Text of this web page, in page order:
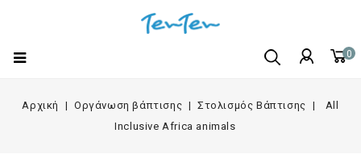
0
Αρχική Οργάνωση βάπτισης Στολισμός Βάπτισης
All
Inclusive Africa animals